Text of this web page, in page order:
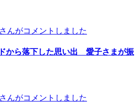
んがコメントしました
から落下した思い出 愛子さまが振
んがコメントしました